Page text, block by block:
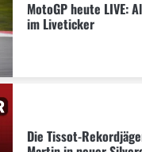
MotoGP heute LIVE:
im Liveticker
Die Tissot-